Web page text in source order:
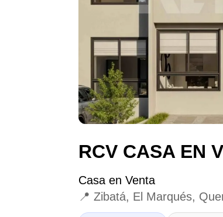
RCV CASA EN
Casa en Venta
📍 Zibatá, El Marqués,